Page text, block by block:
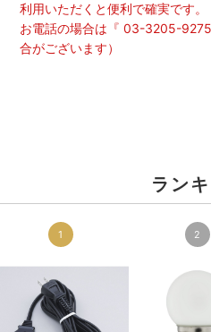
利用いただくと便利で確実です。
お電話の場合は『 03-3205-
合がございます）
ラン
1 2